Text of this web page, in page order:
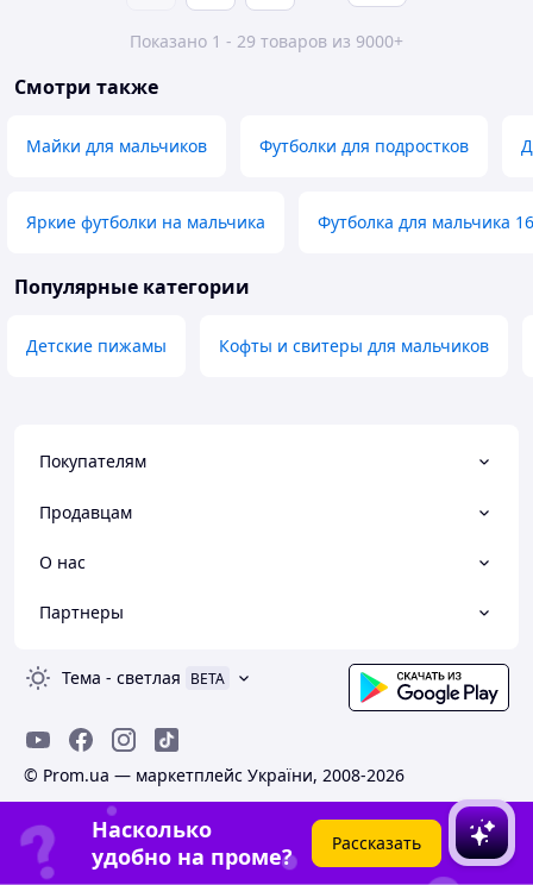
Показано 1 - 29 товаров из 9000+
Смотри также
Майки для мальчиков Футболки для подростков
Яркие футболки на мальчика Футболка для мальчика
Популярные категории
Детские пижамы Кофты и свитеры для мальчиков
Покупателям
Продавцам
О нас
Партнеры
Тема - светлая BETA
© Prom.ua — маркетплейс України, 2008-2026
Насколько
удобно на проме?
Рассказать